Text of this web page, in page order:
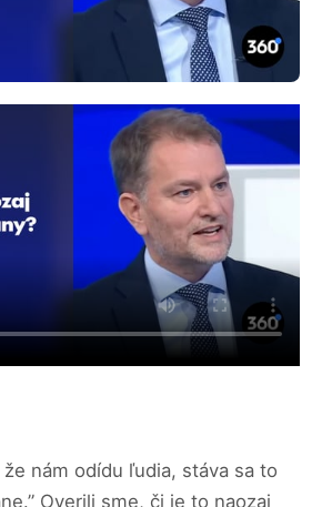
že nám odídu ľudia, stáva sa to
Overili sme, či je to naozaj